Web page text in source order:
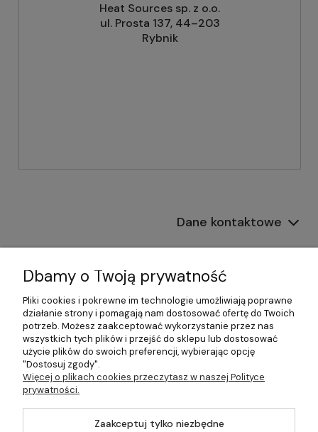
Heat Sources sp. z o.o.
ul. Prosta 137, 44–203
Rybnik
Dane kontaktowe
Informacje
Płatności i dostawa
Pomoc
Moje konto
©2026 Wszelkie Prawa Zastrzeżone | 499.pl - najlepszy sklep z
Dbamy o Twoją prywatność
Pliki cookies i pokrewne im technologie umożliwiają poprawne
działanie strony i pomagają nam dostosować ofertę do Twoich
potrzeb. Możesz zaakceptować wykorzystanie przez nas
wszystkich tych plików i przejść do sklepu lub dostosować
użycie plików do swoich preferencji, wybierając opcję
"Dostosuj zgody".
Więcej o plikach cookies przeczytasz w naszej Polityce
prywatności.
Zaakceptuj tylko niezbędne